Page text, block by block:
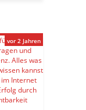
vor 2 Jahren